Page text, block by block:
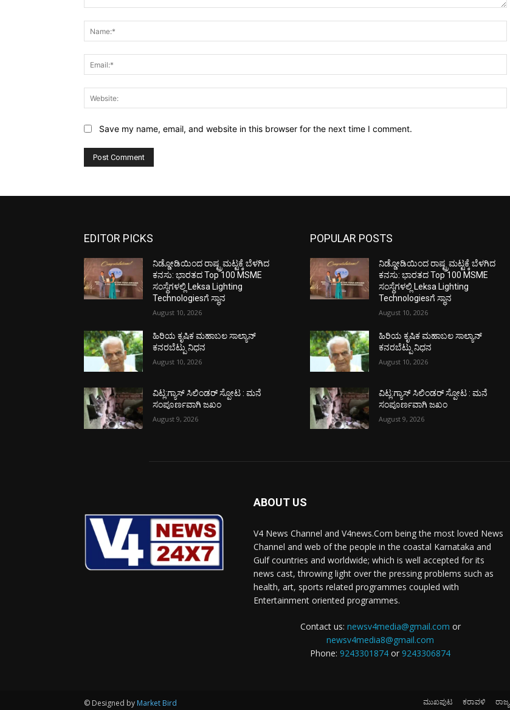
Save my name, email, and website in this browser for the next time I comment.
EDITOR PICKS
ನಿಡ್ಡೋಡಿಯಿಂದ ರಾಷ್ಟ್ರಮಟ್ಟಕ್ಕೆ ಬೆಳಗಿದ
ಕನಸು: ಭಾರತದ Top 100 MSME
ಸಂಸ್ಥೆಗಳಲ್ಲಿ Leksa Lighting
Technologiesಗೆ ಸ್ಥಾನ
August 10, 2026
ಹಿರಿಯ ಕೃಷಿಕ ಮಹಾಬಲ ಸಾಲ್ಯಾನ್
ಕನರಬೆಟ್ಪು ನಿಧನ
August 10, 2026
ವಿಟ್ಲ:ಗ್ಯಾಸ್ ಸಿಲಿಂಡರ್ ಸ್ಪೋಟ : ಮನೆ
ಸಂಪೂರ್ಣವಾಗಿ ಜಖಂ
August 9, 2026
POPULAR POSTS
ನಿಡ್ಡೋಡಿಯಿಂದ ರಾಷ್ಟ್ರಮಟ್ಟಕ್ಕೆ ಬೆಳಗಿದ
ಕನಸು: ಭಾರತದ Top 100 MSME
ಸಂಸ್ಥೆಗಳಲ್ಲಿ Leksa Lighting
Technologiesಗೆ ಸ್ಥಾನ
August 10, 2026
ಹಿರಿಯ ಕೃಷಿಕ ಮಹಾಬಲ ಸಾಲ್ಯಾನ್
ಕನರಬೆಟ್ಪು ನಿಧನ
August 10, 2026
ವಿಟ್ಲ:ಗ್ಯಾಸ್ ಸಿಲಿಂಡರ್ ಸ್ಪೋಟ : ಮನೆ
ಸಂಪೂರ್ಣವಾಗಿ ಜಖಂ
August 9, 2026
ABOUT US
V4 News Channel and V4news.Com being the most loved News
Channel and web of the people in the coastal Karnataka and
Gulf countries and worldwide; which is well accepted for its
news cast, throwing light over the pressing problems such as
health, art, sports related programmes coupled with
Entertainment oriented programmes.
Contact us: newsv4media@gmail.com or
newsv4media8@gmail.com
Phone: 9243301874 or 9243306874
© Designed by Market Bird ಮುಖಪುಟ ಕರಾವಳಿ ರಾಜ್ಯ